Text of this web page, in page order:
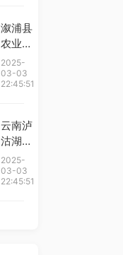
镇女儿
村锚
姜经
济”
溆浦县
农业农
村局开
展技术
指导
保驾护
航
2025-
03-03
22:45:51
云南泸
沽湖的
小精灵
们又回
来了
2025-
03-03
22:45:51